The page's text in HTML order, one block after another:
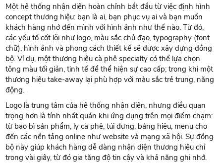
Một hệ thống nhận diện hoàn chỉnh bắt đầu từ việc định hình
concept thương hiệu: bạn là ai, bạn phục vụ ai và bạn muốn
khách hàng nhớ đến mình với hình ảnh như thế nào. Từ đó,
các yếu tố cốt lõi như logo, màu sắc chủ đạo, typography (font
chữ), hình ảnh và phong cách thiết kế sẽ được xây dựng đồng
bộ. Ví dụ, một thương hiệu cà phê specialty có thể lựa chọn
tông màu tối giản, tinh tế để thể hiện sự cao cấp; trong khi một
thương hiệu take-away lại phù hợp với màu sắc trẻ trung, năng
động.
Logo là trung tâm của hệ thống nhận diện, nhưng điều quan
trọng hơn là tính nhất quán khi ứng dụng trên mọi điểm chạm:
từ bao bì sản phẩm, ly cà phê, túi đựng, bảng hiệu, menu cho
đến các nền tảng online như website và mạng xã hội. Sự đồng
bộ này giúp khách hàng dễ dàng nhận diện thương hiệu chỉ
trong vài giây, từ đó gia tăng độ tin cậy và khả năng ghi nhớ.